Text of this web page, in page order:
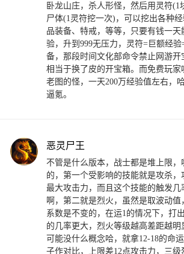
卧龙山庄，杀人形怪，然后用灵符(1
尸体(1灵符挖一次)，可以挖出各种
品装备、特戒，等等，只要有钱一天
验，升到999无压力，灵符=巨额经
备，那段时间文化部命令禁止网游开
相当于换了皮的开宝箱。而免费玩家
老图的怪，一天200万经验值左右，
逼氪。
恶灵尸王
不管是什么版本，战士都是堆上限，
的，第一个受影响的技能就是攻杀，
最大攻击力，而且这个技能的触发几
啊，第二就是烈火，虽然是取波动值
系数是不变的，在运1的情况下，打
的几率更大，烈火等级越高差距越明
可能没什么概念哈，就拿12-18的命
子作对比，上限差12点攻击力，三级